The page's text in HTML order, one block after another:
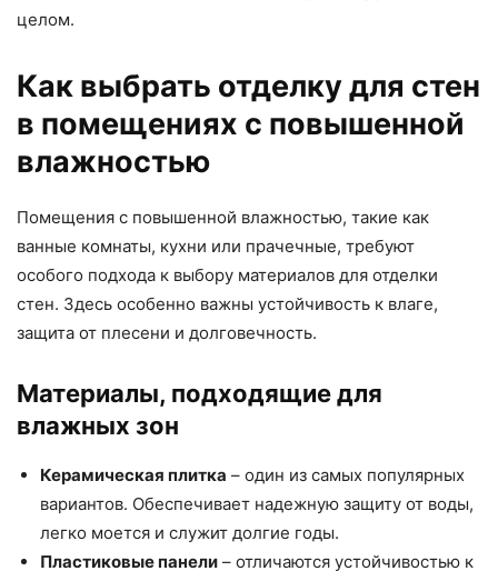
целом.
Как выбрать отделку для стен
в помещениях с повышенной
влажностью
Помещения с повышенной влажностью, такие как
ванные комнаты, кухни или прачечные, требуют
особого подхода к выбору материалов для отделки
стен. Здесь особенно важны устойчивость к влаге,
защита от плесени и долговечность.
Материалы, подходящие для
влажных зон
Керамическая плитка – один из самых популярных
вариантов. Обеспечивает надежную защиту от воды,
легко моется и служит долгие годы.
Пластиковые панели – отличаются устойчивостью к